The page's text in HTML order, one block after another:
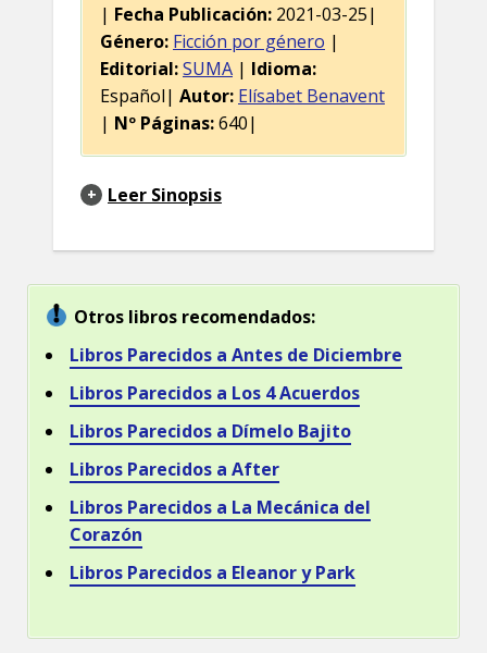
| Fecha Publicación: 2021-03-25|
Género: Ficción por género |
Editorial:SUMA | Idioma:
Español| Autor: Elísabet Benavent
| Nº Páginas:640|
Leer Sinopsis
Otros libros recomendados:
Libros Parecidos a Antes de Diciembre
Libros Parecidos a Los 4 Acuerdos
Libros Parecidos a Dímelo Bajito
Libros Parecidos a After
Libros Parecidos a La Mecánica del
Corazón
Libros Parecidos a Eleanor y Park